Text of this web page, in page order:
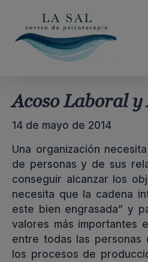
Acoso Laboral
14 de mayo de 2014
Una organización
de personas y de sus
conseguir alcanzar los
necesita que la cadena
este bien engrasada” y
valores más importantes
entre todas las personas
los procesos de